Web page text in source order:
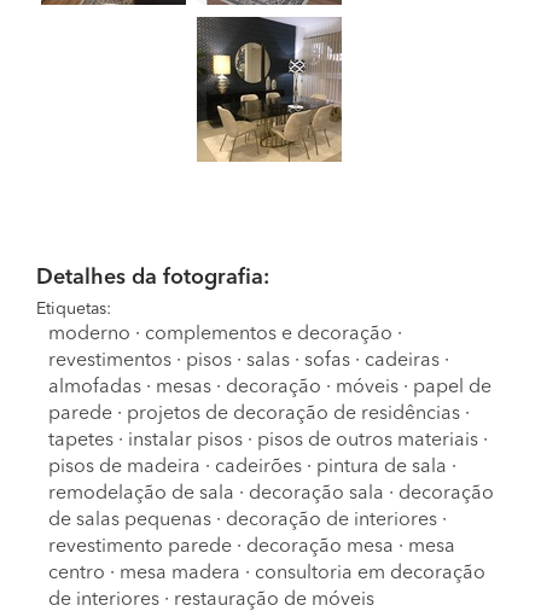
Detalhes da fotografia:
Etiquetas:
moderno · complementos e decoração ·
revestimentos · pisos · salas · sofas · cadeiras ·
almofadas · mesas · decoração · móveis · papel de
parede · projetos de decoração de residências ·
tapetes · instalar pisos · pisos de outros materiais ·
pisos de madeira · cadeirões · pintura de sala ·
remodelação de sala · decoração sala · decoração
de salas pequenas · decoração de interiores ·
revestimento parede · decoração mesa · mesa
centro · mesa madera · consultoria em decoração
de interiores · restauração de móveis